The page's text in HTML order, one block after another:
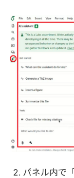
パネル内で